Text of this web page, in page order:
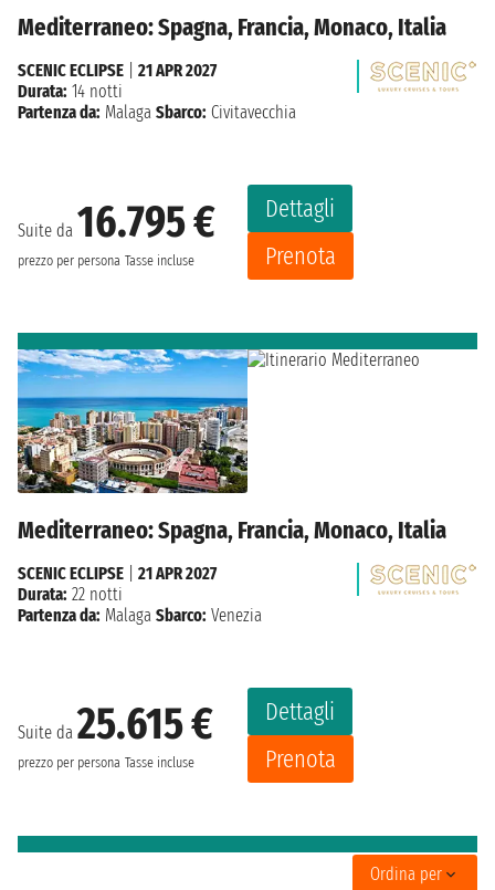
Mediterraneo: Spagna, Francia, Monaco, Italia
Suite da 16.795 €
prezzo per persona Tasse incluse
Dettagli
Prenota
SCENIC ECLIPSE
21 APR 2027
Durata: 14 notti
Partenza da: Malaga Sbarco: Civitavecchia
Mediterraneo: Spagna, Francia, Monaco, Italia
Suite da 25.615 €
prezzo per persona Tasse incluse
Dettagli
Prenota
SCENIC ECLIPSE
21 APR 2027
Durata: 22 notti
Partenza da: Malaga Sbarco: Venezia
Ordina per